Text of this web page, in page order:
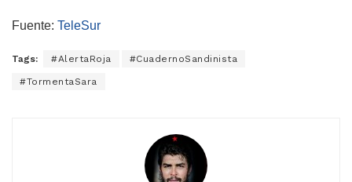
Fuente: TeleSur
Tags: #AlertaRoja #CuadernoSandinista
#TormentaSara